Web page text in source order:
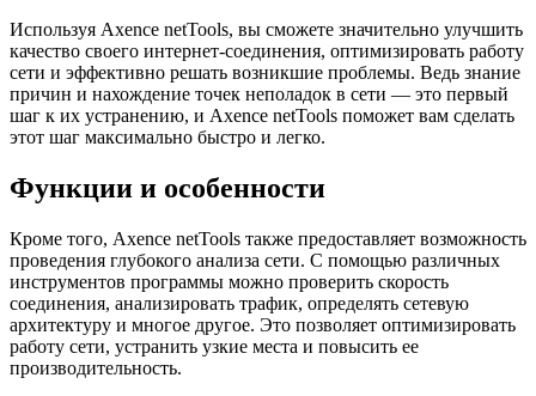
Используя Axence netTools, вы сможете значительно улучшить
качество своего интернет-соединения, оптимизировать работу
сети и эффективно решать возникшие проблемы. Ведь знание
причин и нахождение точек неполадок в сети — это первый
шаг к их устранению, и Axence netTools поможет вам сделать
этот шаг максимально быстро и легко.
Функции и особенности
Кроме того, Axence netTools также предоставляет возможность
проведения глубокого анализа сети. С помощью различных
инструментов программы можно проверить скорость
соединения, анализировать трафик, определять сетевую
архитектуру и многое другое. Это позволяет оптимизировать
работу сети, устранить узкие места и повысить ее
производительность.